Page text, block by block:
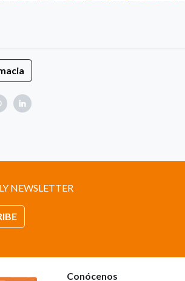
NEWSLETTER
Conócenos